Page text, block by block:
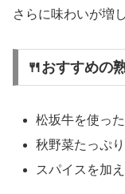
さらに味わいが増
🍴おすすめの
松坂牛を使っ
秋野菜たっぷ
スパイスを加